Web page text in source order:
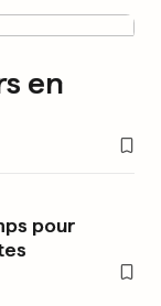
en
pour